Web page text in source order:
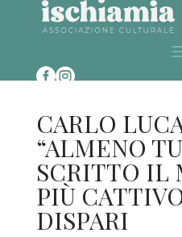

CARLO
“ALMENO
SCRITTO IL
PIÙ
DISPARI